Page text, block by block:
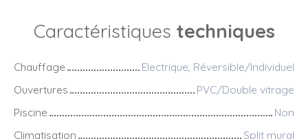
Caractéristiques techniques
Chauffage
Electrique, Réversible/Individuel
Ouvertures
PVC/Double vitrage
Piscine
Non
Climatisation
Split mural